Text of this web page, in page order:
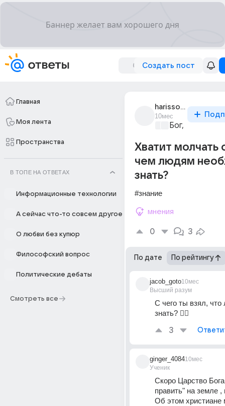
Создать пост
Главная
Моя лента
Пространства
В ТОПЕ НА ОТВЕТАХ
Информационные технологии
А сейчас что-то совсем другое
О любви без купюр
Философский вопрос
Политические дебаты
Смотреть все
harisson_rk
10мес
Бог, вера,
Хватит молчать
чем людям
знать?
#знание
мнения
0 3
По дате По рейтингу
jacob_goto
Высший разум
10мес
С чего ты взял, что
знать? 😮‍💨
3
ginger_4084
Ученик
10мес
Скоро Царство
править" на земле ,
Об этом христиане